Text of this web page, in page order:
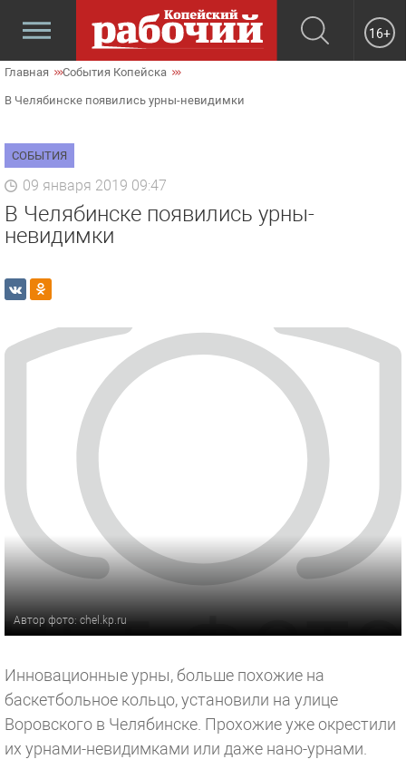
16+
Главная События Копейска
В Челябинске появились урны-невидимки
СОБЫТИЯ
09 января 2019 09:47
В Челябинске появились урны-
невидимки
Автор фото: chel.kp.ru
Инновационные урны, больше похожие на
баскетбольное кольцо, установили на улице
Воровского в Челябинске. Прохожие уже окрестили
их урнами-невидимками или даже нано-урнами.